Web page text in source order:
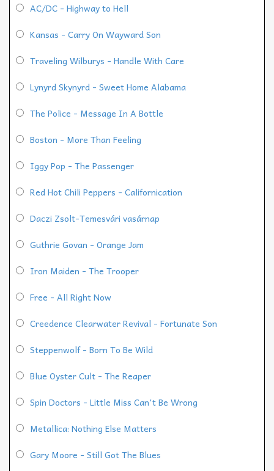
AC/DC - Highway to Hell
Kansas - Carry On Wayward Son
Traveling Wilburys - Handle With Care
Lynyrd Skynyrd - Sweet Home Alabama
The Police - Message In A Bottle
Boston - More Than Feeling
Iggy Pop - The Passenger
Red Hot Chili Peppers - Californication
Daczi Zsolt-Temesvári vasárnap
Guthrie Govan - Orange Jam
Iron Maiden - The Trooper
Free - All Right Now
Creedence Clearwater Revival - Fortunate Son
Steppenwolf - Born To Be Wild
Blue Oyster Cult - The Reaper
Spin Doctors - Little Miss Can't Be Wrong
Metallica: Nothing Else Matters
Gary Moore - Still Got The Blues